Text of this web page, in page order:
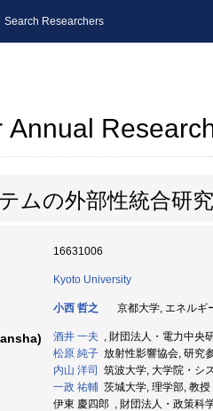
Search Researchers
Annual
ムの外部性統合研
16631006
Kyoto University
小西 哲之 京都大学, エネルギ
酒井 一夫 , 財団法人・電力中央
松原 純子 放射性影響協会, 研究
内山 洋司
筑波大学, 大学院・シ
一政 祐輔 茨城大学, 理学部, 教
伊東 慶四郎 , 財団法人・政策科